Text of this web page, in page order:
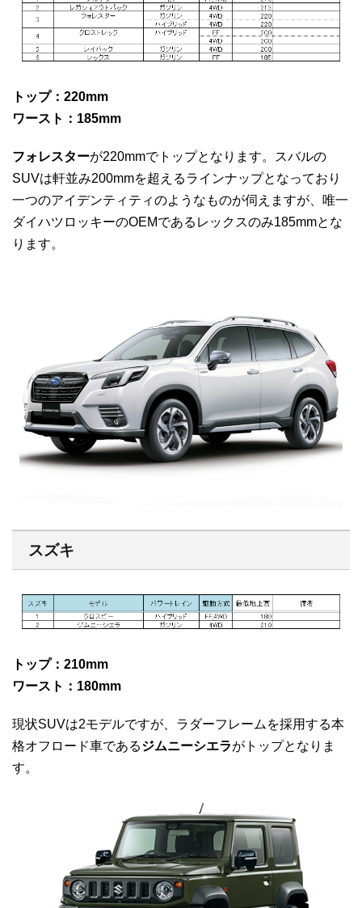
トップ：220mm
ワースト：185mm
フォレスターが220mmでトップとなります。スバルの
SUVは軒並み200mmを超えるラインナップとなっており
一つのアイデンティティのようなものが伺えますが、唯一
ダイハツロッキーのOEMであるレックスのみ185mmとな
ります。
スズキ
トップ：210mm
ワースト：180mm
現状SUVは2モデルですが、ラダーフレームを採用する本
格オフロード車であるジムニーシエラがトップとなりま
す。